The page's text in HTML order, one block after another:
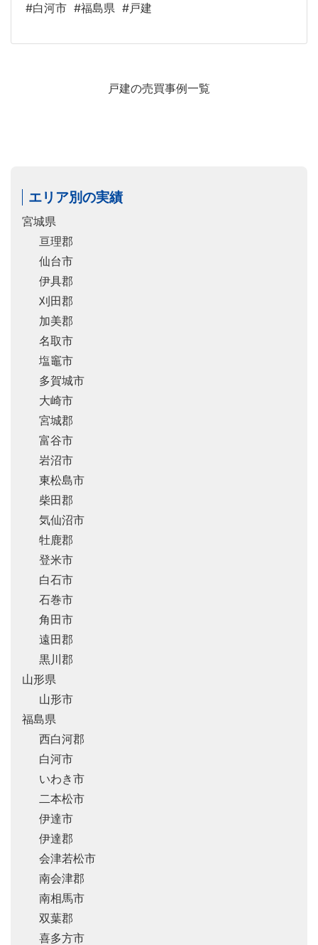
#白河市 #福島県 #戸建
戸建の売買事例一覧
エリア別の実績
宮城県
亘理郡
仙台市
伊具郡
刈田郡
加美郡
名取市
塩竈市
多賀城市
大崎市
宮城郡
富谷市
岩沼市
東松島市
柴田郡
気仙沼市
牡鹿郡
登米市
白石市
石巻市
角田市
遠田郡
黒川郡
山形県
山形市
福島県
西白河郡
白河市
いわき市
二本松市
伊達市
伊達郡
会津若松市
南会津郡
南相馬市
双葉郡
喜多方市